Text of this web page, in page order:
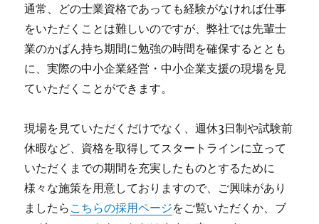
通常、どの士業資格であっても経験がなければ仕事
をいただくことは難しいのですが、弊社では先輩士
業のかばん持ち期間に勉強の時間を確保するととも
に、実際の中小企業経営・中小企業支援の現場を見
ていただくことができます。
現場を見ていただくだけでなく、週休3日制や試験前
休暇など、資格を取得してスタートラインに立って
いただくまでの期間を充実したものとするために
様々な施策を用意しておりますので、ご興味があり
ましたら こちらの採用ページをご覧いただくか、ブ